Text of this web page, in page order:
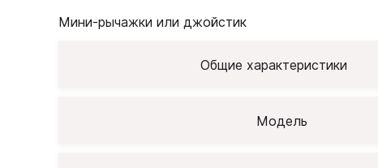
Мини-рычажки или джойстик
Общие характеристики
Модель